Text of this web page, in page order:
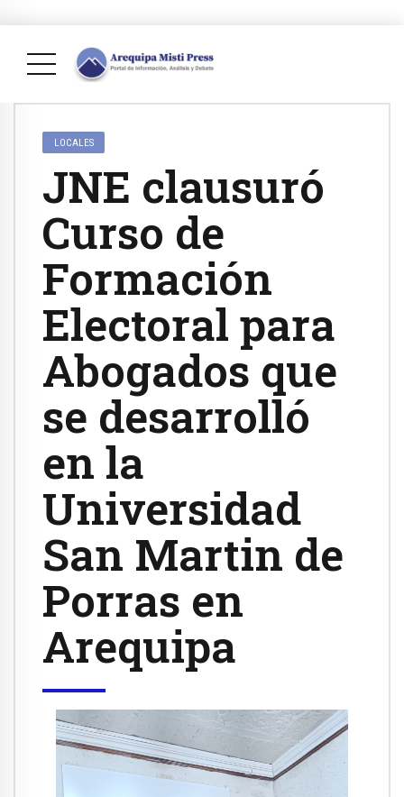
LOCALES
JNE clausuró
Curso de
Formación
Electoral para
Abogados que
se desarrolló
en la
Universidad
San Martin de
Porras en
Arequipa